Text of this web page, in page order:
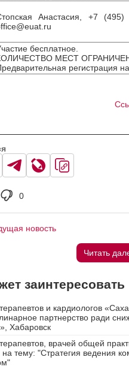
Анастасия, +7
бесплатное.
МЕСТ
регистрация
0
новость
Читать
заинтересовать
и кардиологов
партнерство ради
Хабаровск
врачей общей
на тему: "Стратегия ведения